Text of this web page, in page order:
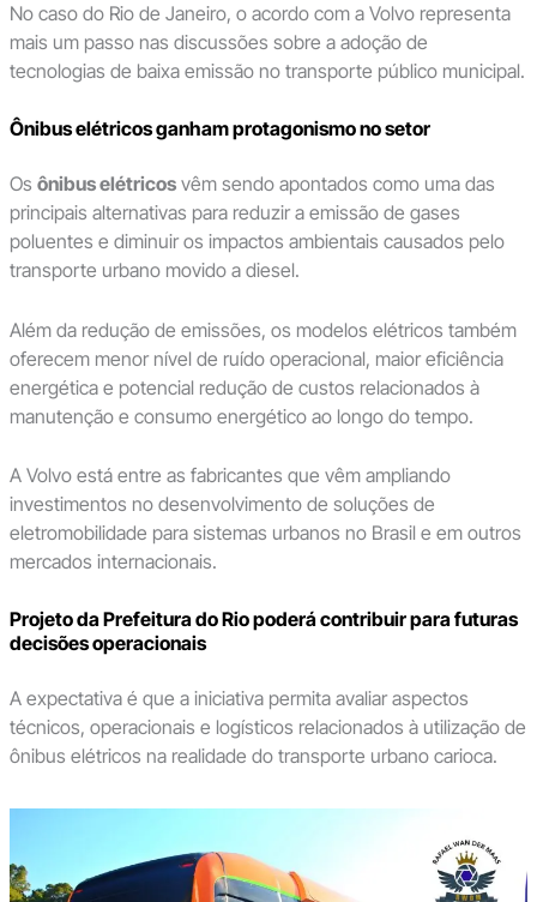
No caso do Rio de Janeiro, o acordo com a Volvo representa
mais um passo nas discussões sobre a adoção de
tecnologias de baixa emissão no transporte público municipal.
Ônibus elétricos ganham protagonismo no setor
Os ônibus elétricosvêm sendo apontados como uma das
principais alternativas para reduzir a emissão de gases
poluentes e diminuir os impactos ambientais causados pelo
transporte urbano movido a diesel.
Além da redução de emissões, os modelos elétricos também
oferecem menor nível de ruído operacional, maior eficiência
energética e potencial redução de custos relacionados à
manutenção e consumo energético ao longo do tempo.
A Volvo está entre as fabricantes que vêm ampliando
investimentos no desenvolvimento de soluções de
eletromobilidade para sistemas urbanos no Brasil e em outros
mercados internacionais.
Projeto da Prefeitura do Rio poderá contribuir para futuras
decisões operacionais
A expectativa é que a iniciativa permita avaliar aspectos
técnicos, operacionais e logísticos relacionados à utilização de
ônibus elétricos na realidade do transporte urbano carioca.